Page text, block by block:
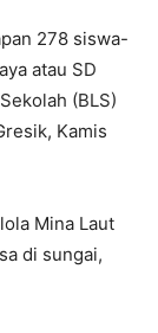
278 siswa-
atau SD
(BLS)
Kamis
Mina Laut
di sungai,